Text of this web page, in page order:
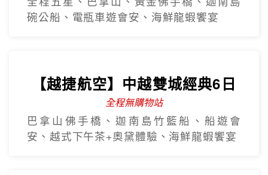
碗公船、電瓶車遊會安、海鮮龍蝦饗宴
【越捷航空】中越雙城經典6日
全程無購物站
巴拿山佛手橋、迦南島竹籃船、船遊會
安、越式下午茶+奧黛體驗、海鮮龍蝦饗宴